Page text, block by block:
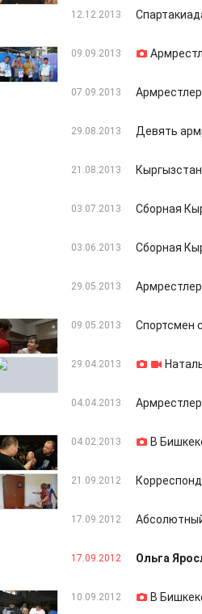
12.12.2013
09.09.2013
07.09.2013
29.08.2013 Девять
21.08.2013
03.07.2013 Сборная
03.06.2013 Сборная
29.05.2013
09.05.2013 Спортсмен
29.04.2013
04.04.2013
04.02.2013 В
21.09.2012
17.09.2012
17.09.2012 Ольга
10.09.2012 В